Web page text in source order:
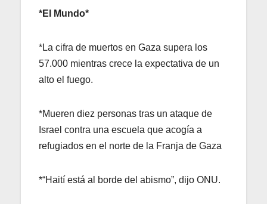
*El Mundo*
*La cifra de muertos en Gaza supera los
57.000 mientras crece la expectativa de un
alto el fuego.
*Mueren diez personas tras un ataque de
Israel contra una escuela que acogía a
refugiados en el norte de la Franja de Gaza
*“Haití está al borde del abismo”, dijo ONU.